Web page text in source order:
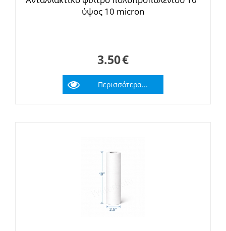
ύψος 10 micron
3.50€
Περισσότερα...